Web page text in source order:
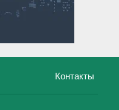
Контакты